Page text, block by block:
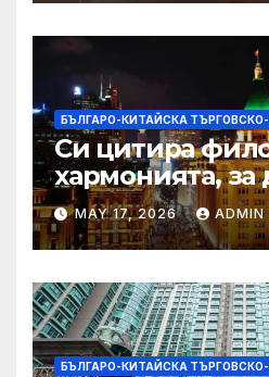
БЪЛГАРО-КИТАЙСКА
Си цитира
хармонията, за
съжителството
Китай и САЩ
MAY 17, 2026 ADMIN
БЪЛГАРО-КИТАЙСКА